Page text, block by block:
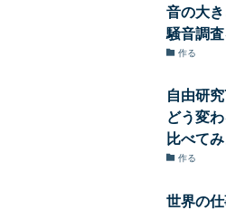
音の大
騒音調
作る
自由研
どう変
比べてみ
作る
世界の